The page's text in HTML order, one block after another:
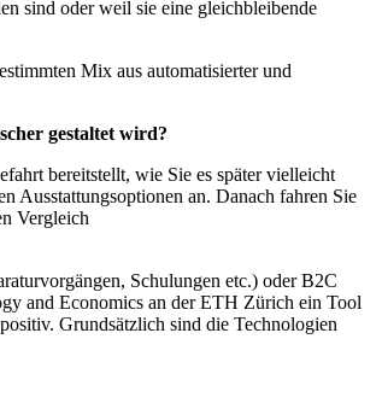
sind oder weil sie eine gleichbleibende
Mix aus automatisierter und
gestaltet wird?
bereitstellt, wie Sie es später vielleicht
Ausstattungsoptionen an. Danach fahren Sie
Vergleich
Schulungen etc.) oder B2C
and Economics an der ETH Zürich ein Tool
Grundsätzlich sind die Technologien